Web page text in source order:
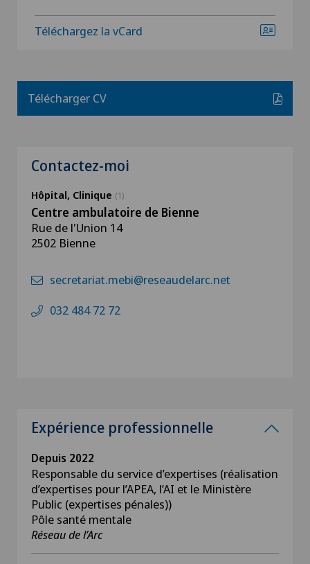
Téléchargez la vCard
Télécharger CV
Contactez-moi
Hôpital, Clinique (1)
Centre ambulatoire de Bienne
Rue de l'Union 14
2502 Bienne
secretariat.mebi@reseaudelarc.net
032 484 72 72
Expérience professionnelle
Depuis 2022
Responsable du service d’expertises (réalisation
d’expertises pour l’APEA, l’AI et le Ministère
Public (expertises pénales))
Pôle santé mentale
Réseau de l’Arc